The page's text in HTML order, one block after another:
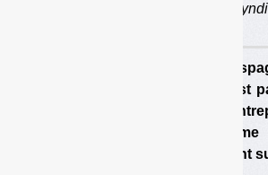
Bayonne, appartenant au
L’acquisition de la société
(et de sa filiale française) n’est
réalisée en Europe par une
D’autres opérations du
secteur des déchets pourraient